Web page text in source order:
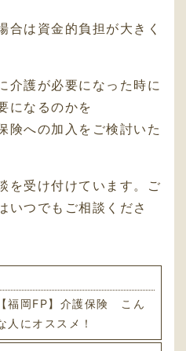
合は資金的負担が大きく
介護が必要になった時に
になるのかを
険への加入をご検討いた
を受け付けています。ご
いつでもご相談くださ
【福岡FP】介護保険 こん
人にオススメ！